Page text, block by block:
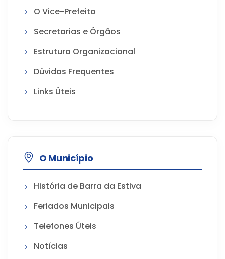
O Vice-Prefeito
Secretarias e Órgãos
Estrutura Organizacional
Dúvidas Frequentes
Links Úteis
O Município
História de Barra da Estiva
Feriados Municipais
Telefones Úteis
Notícias